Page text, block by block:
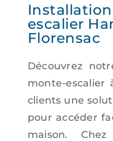
escalier
Florensac
Découvrez
monte-escalier
clients une
pour accéder
maison.